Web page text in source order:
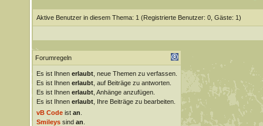
Aktive Benutzer in diesem Thema: 1 (Registrierte Benutzer: 0, Gäste: 1)
Forumregeln
Es ist Ihnen erlaubt, neue Themen zu verfassen.
Es ist Ihnen erlaubt, auf Beiträge zu antworten.
Es ist Ihnen erlaubt, Anhänge anzufügen.
Es ist Ihnen erlaubt, Ihre Beiträge zu bearbeiten.
vB Codeist an
Smileyssind an